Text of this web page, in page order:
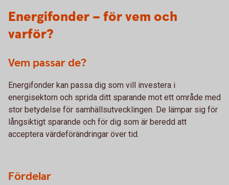
Energifonder – för vem och
varför?
Vem passar de?
Energifonder kan passa dig som vill investera i
energisektorn och sprida ditt sparande mot ett område med
stor betydelse för samhällsutvecklingen. De lämpar sig för
långsiktigt sparande och för dig som är beredd att
acceptera värdeförändringar över tid.
Fördelar